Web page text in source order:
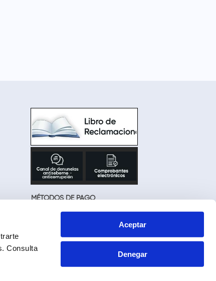
Consulta
Aceptar
Denegar
MÉTODOS DE PAGO